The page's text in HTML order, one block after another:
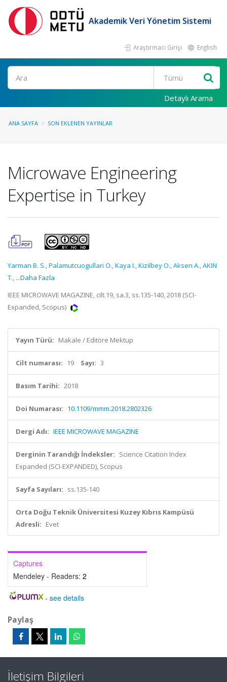
Akademik Veri Yönetim Sistemi
Araştırmacı Girişi English
Ara
Detaylı Arama
ANA SAYFA SON EKLENEN YAYINLAR
Microwave Engineering
Expertise in Turkey
Yarman B. S.,Palamutcuogullari O.,Kaya I.,Kizilbey O.,Aksen A.,AKIN
T., ...Daha Fazla
IEEE MICROWAVE MAGAZINE, cilt.19, sa.3, ss.135-140, 2018 (SCI-
Expanded, Scopus)
Yayın Türü: Makale / Editöre Mektup
Cilt numarası: 19 Sayı: 3
Basım Tarihi: 2018
Doi Numarası: 10.1109/mmm.2018.2802326
Dergi Adı: IEEE MICROWAVE MAGAZINE
Derginin Tarandığı İndeksler: Science Citation Index
Expanded (SCI-EXPANDED), Scopus
Sayfa Sayıları: ss.135-140
Orta Doğu Teknik Üniversitesi Kuzey Kıbrıs Kampüsü
Adresli: Evet
Captures
Mendeley - Readers: 2
- see details
Paylaş
İletişim Bilgileri